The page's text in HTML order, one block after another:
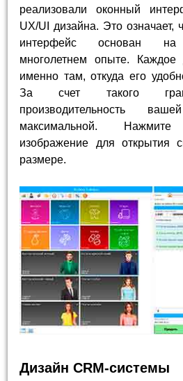
реализовали оконный
UX/UI дизайна. Это означает,
интерфейс основан на
многолетнем опыте. Каждое
именно там, откуда его
За счет такого
производительность
максимальной.
изображение для открытия
размере.
Дизайн CRM-системы